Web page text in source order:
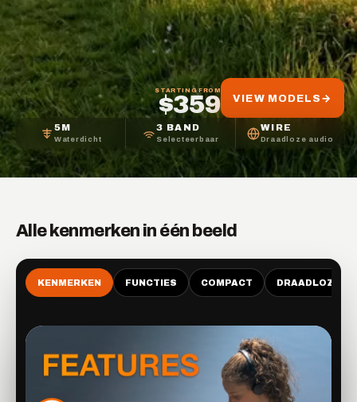
STARTING FROM
$359 VIEW MODELS →
5M
Waterdicht
3 BAND
Selecteerbaar
WIRE
Draadloze audio
Alle kenmerken in één beeld
KENMERKEN FUNCTIES COMPACT DRAADLOZE